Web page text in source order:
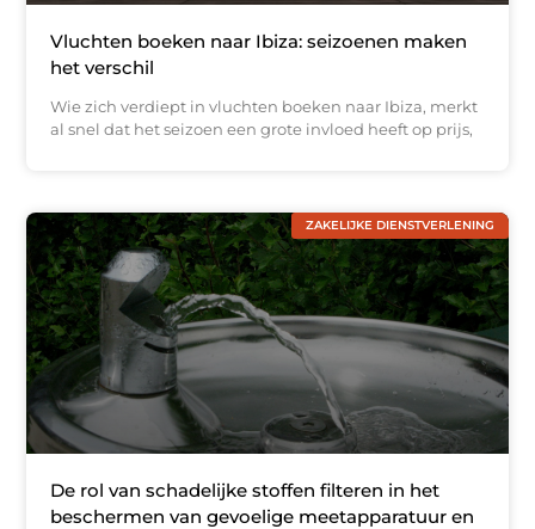
Vluchten boeken naar Ibiza: seizoenen maken
het verschil
Wie zich verdiept in vluchten boeken naar Ibiza, merkt
al snel dat het seizoen een grote invloed heeft op prijs,
ZAKELIJKE DIENSTVERLENING
De rol van schadelijke stoffen filteren in het
beschermen van gevoelige meetapparatuur en